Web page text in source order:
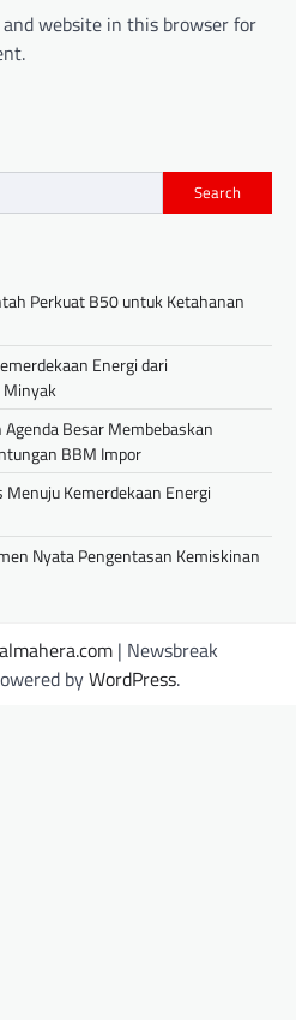
website in this browser for
Search
Perkuat B50 untuk Ketahanan
Energi dari
Minyak
Besar Membebaskan
BBM Impor
Kemerdekaan Energi
Nyata Pengentasan Kemiskinan
| Newsbreak
byWordPress.